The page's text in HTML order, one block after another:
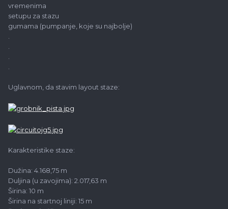
vremenima
setupu za stazu
gumama (pumpanje, koje su najbolje)
.
.
.
.
Uglavnom, da stavim layout staze:
Karakteristike staze:
Dužina: 4.168,75 m
Duljina (u zavojima): 2.017,63 m
Širina: 10 m
Širina na startnoj liniji: 15 m